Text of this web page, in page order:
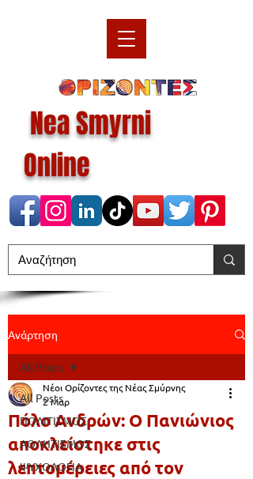
Nea Smyrni
Online
Ανάρτηση
All Posts
ΠΟΛΙΤΙΣΜΟΣ
ΑΘΛΗΤΙΣΜΟΣ
ΨΥΧΟΛΟΓΙΑ
All Posts
Πόλο Ανδρών: Ο Πανιώνιος
αποκλείστηκε στις
λεπτομέρειες από τον
Νέοι Ορίζοντες της Νέας Σμύρνης
2 Μαρ